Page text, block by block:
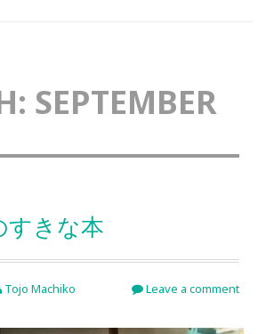
SEPTEMBER
きな本
Tojo Machiko Leave a comment